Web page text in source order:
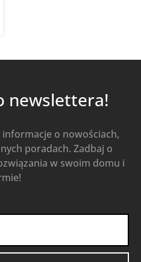
newslettera!
o nowościach,
poradach. Zadbaj o
w swoim domu i